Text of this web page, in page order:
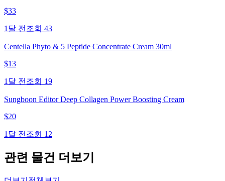
$33
1달 전 조회 43
Centella Phyto & 5 Peptide Concentrate Cream 30ml
$13
1달 전 조회 19
Sungboon Editor Deep Collagen Power Boosting Cream
$20
1달 전 조회 12
관련 물건 더보기